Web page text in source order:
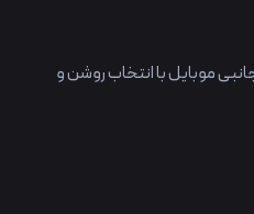
موبایل با انتخاب روشن و